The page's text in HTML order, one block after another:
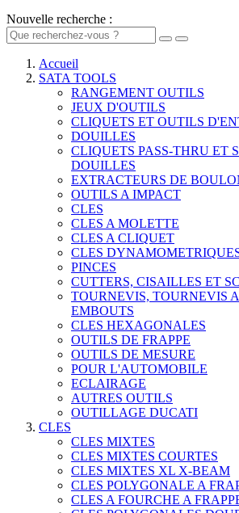
Nouvelle recherche :
Accueil
SATA TOOLS
RANGEMENT OUTILS
JEUX D'OUTILS
CLIQUETS ET OUTILS
DOUILLES
CLIQUETS PASS-THRU ET
DOUILLES
EXTRACTEURS DE
OUTILS A IMPACT
CLES
CLES A MOLETTE
CLES A CLIQUET
CLES
PINCES
CUTTERS, CISAILLES ET
TOURNEVIS, TOURNEVIS
EMBOUTS
CLES HEXAGONALES
OUTILS DE FRAPPE
OUTILS DE MESURE
POUR L'AUTOMOBILE
ECLAIRAGE
AUTRES OUTILS
OUTILLAGE DUCATI
CLES
CLES MIXTES
CLES MIXTES COURTES
CLES MIXTES XL X-BEAM
CLES POLYGONALE A
CLES A FOURCHE A